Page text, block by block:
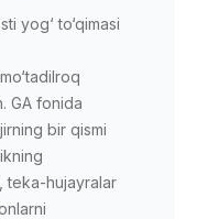
yog‘ to‘qimasi
GA fonida
bir qismi
teka-hujayralar